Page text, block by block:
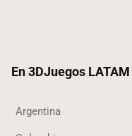
En 3DJuegos
Argentina